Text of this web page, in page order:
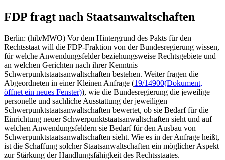
FDP fragt nach Staatsanwaltschaften
Berlin: (hib/MWO) Vor dem Hintergrund des Pakts für den
Rechtsstaat will die FDP-Fraktion von der Bundesregierung wissen,
für welche Anwendungsfelder beziehungsweise Rechtsgebiete und
an welchen Gerichten nach ihrer Kenntnis
Schwerpunktstaatsanwaltschaften bestehen. Weiter fragen die
Abgeordneten in einer Kleinen Anfrage (19/14900(Dokument,
öffnet ein neues Fenster)), wie die Bundesregierung die jeweilige
personelle und sachliche Ausstattung der jeweiligen
Schwerpunktstaatsanwaltschaften bewertet, ob sie Bedarf für die
Einrichtung neuer Schwerpunktstaatsanwaltschaften sieht und auf
welchen Anwendungsfeldern sie Bedarf für den Ausbau von
Schwerpunktstaatsanwaltschaften sieht. Wie es in der Anfrage heißt,
ist die Schaffung solcher Staatsanwaltschaften ein möglicher Aspekt
zur Stärkung der Handlungsfähigkeit des Rechtsstaates.